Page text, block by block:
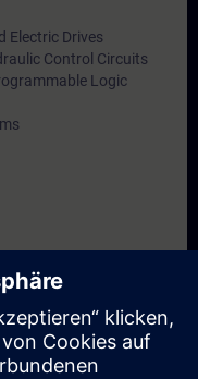
Electric Drives
Control Circuits
Logic